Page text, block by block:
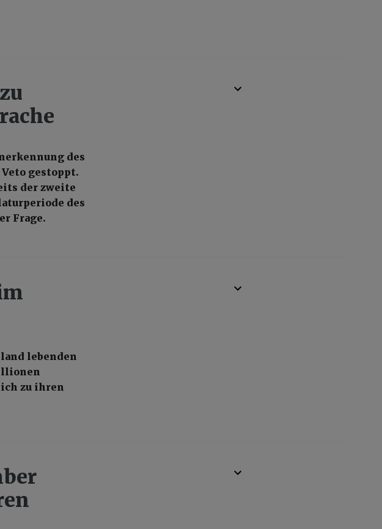
des
gestoppt.
der zweite
des
Frage.
lebenden
zu ihren